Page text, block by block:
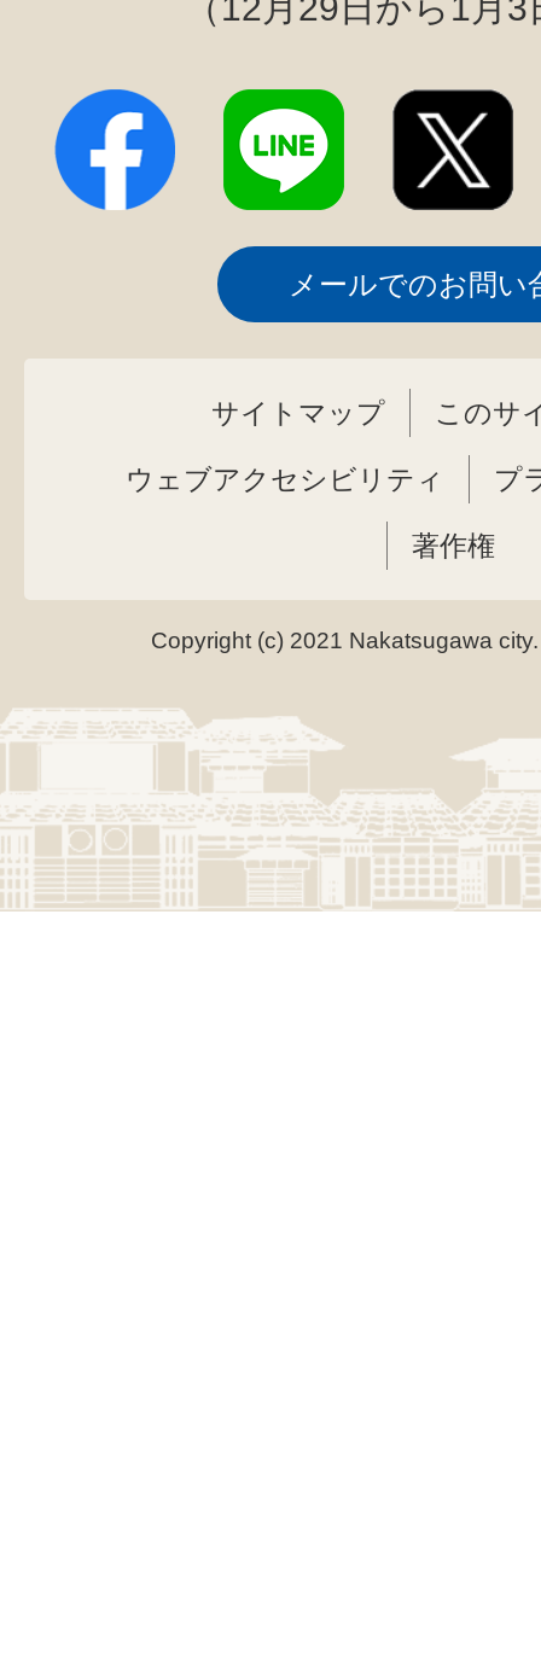
（12月29日から1月
メールでのお問い
サイトマップ このサ
ウェブアクセシビリティ プ
著作権
Copyright (c) 2021 Nakatsugawa